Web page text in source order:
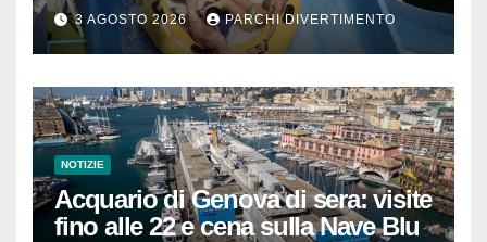
3 AGOSTO 2026 PARCHI DIVERTIMENTO
NOTIZIE
Acquario di Genova di sera: visite
fino alle 22 e cena sulla Nave Blu